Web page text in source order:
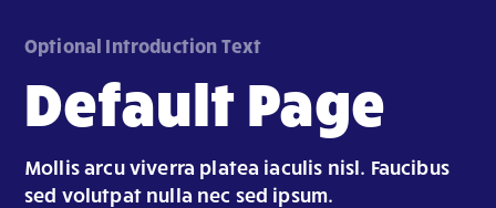
Optional Introduction Text
Default Page
Mollis arcu viverra platea iaculis nisl. Faucibus
sed volutpat nulla nec sed ipsum.